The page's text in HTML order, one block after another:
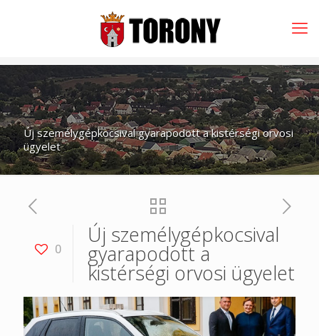
Új személygépkocsival gyarapodott a kistérségi orvosi
ügyelet
0
Új személygépkocsival
gyarapodott a
kistérségi orvosi ügyelet